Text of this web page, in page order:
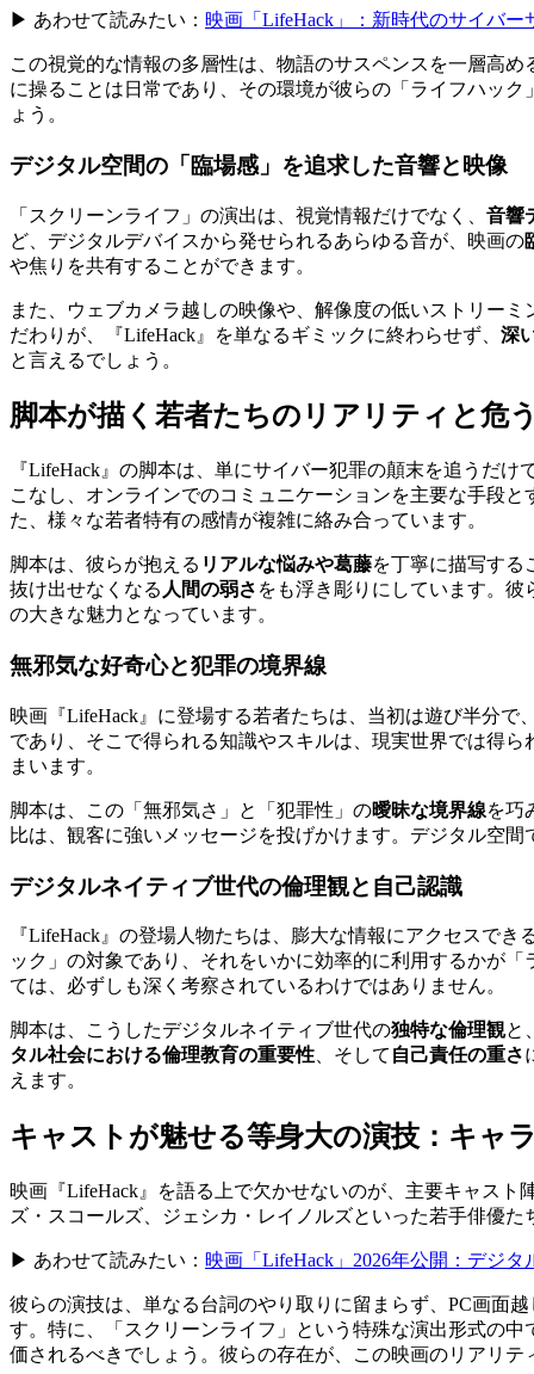
▶ あわせて読みたい： 映画「LifeHack」：新時代のサイバ
この視覚的な情報の多層性は、物語のサスペンスを一層高
に操ることは日常であり、その環境が彼らの「ライフハッ
ょう。
デジタル空間の「臨場感」を追求した音響と映像
「スクリーンライフ」の演出は、視覚情報だけでなく、 音響
ど、デジタルデバイスから発せられるあらゆる音が、映画の
や焦りを共有することができます。
また、ウェブカメラ越しの映像や、解像度の低いストリー
だわりが、『LifeHack』を単なるギミックに終わらせず、 深
と言えるでしょう。
脚本が描く若者たちのリアリティと危
『LifeHack』の脚本は、単にサイバー犯罪の顛末を追うだけ
こなし、オンラインでのコミュニケーションを主要な手段と
た、様々な若者特有の感情が複雑に絡み合っています。
脚本は、彼らが抱える リアルな悩みや葛藤を丁寧に描写する
抜け出せなくなる 人間の弱さ をも浮き彫りにしています。
の大きな魅力となっています。
無邪気な好奇心と犯罪の境界線
映画『LifeHack』に登場する若者たちは、当初は遊び半分で
であり、そこで得られる知識やスキルは、現実世界では得ら
まいます。
脚本は、この「無邪気さ」と「犯罪性」の曖昧な境界線を巧
比は、観客に強いメッセージを投げかけます。デジタル空
デジタルネイティブ世代の倫理観と自己認識
『LifeHack』の登場人物たちは、膨大な情報にアクセスでき
ック」の対象であり、それをいかに効率的に利用するかが
ては、必ずしも深く考察されているわけではありません。
脚本は、こうしたデジタルネイティブ世代の独特な倫理観と
タル社会における倫理教育の重要性 、そして 自己責任の重さ
えます。
キャストが魅せる等身大の演技：キャ
映画『LifeHack』を語る上で欠かせないのが、主要キャスト
ズ・スコールズ、ジェシカ・レイノルズといった若手俳優た
▶ あわせて読みたい： 映画「LifeHack」2026年公開：デジ
彼らの演技は、単なる台詞のやり取りに留まらず、PC画面越
す。特に、「スクリーンライフ」という特殊な演出形式の
価されるべきでしょう。彼らの存在が、この映画のリアリテ